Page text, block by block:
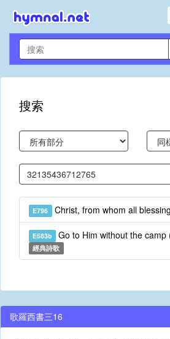
搜索
E796 Christ, from whom all
E583b Go to Him without the camp
經典詩歌
歌羅西書三16